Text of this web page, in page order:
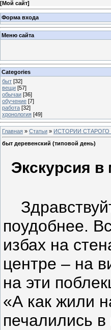
[Мой сайт]
Форма входа
Меню сайта
Categories
быт [32]
вещи [57]
обычаи [36]
обучение [7]
работа [32]
хронология [49]
Главная » Статьи » ИСТОРИИ СТАРОГО
быт деревенский (типовой день)
Экскурсия
поудобнее.
избах на
центре – на
на эти
«А как жили
печалились